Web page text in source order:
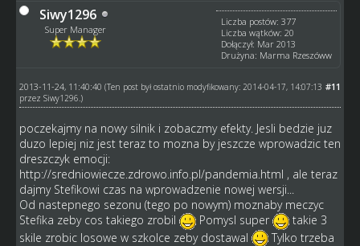
Siwy1296
Super Manager
Liczba postów: 377
Liczba wątków: 20
Dołączył: Mar 2013
Drużyna: Marma Rzeszóww
#11
2013-11-24, 11:40:40 (Ten post był ostatnio modyfikowany: 2014-04-17, 14:07:13
przez Siwy1296 .)
poczekajmy na nowy silnik i zobaczmy efekty. Jesli bedzie juz
duzo lepiej niz jest teraz to mozna by jeszcze wprowadzic ten
dreszczyk emocji:
http://sredniowiecze.zdrowo.info.pl/pandemia.html , ale teraz
dajmy Stefikowi czas na wprowadzenie nowej wersji...
Od nastepnego sezonu (tego po nowym) moznaby meczyc
Stefika zeby cos takiego zrobil
Pomysl super
takie 3
skile zrobic losowe w szkolce zeby dostawal
Tylko trzeba